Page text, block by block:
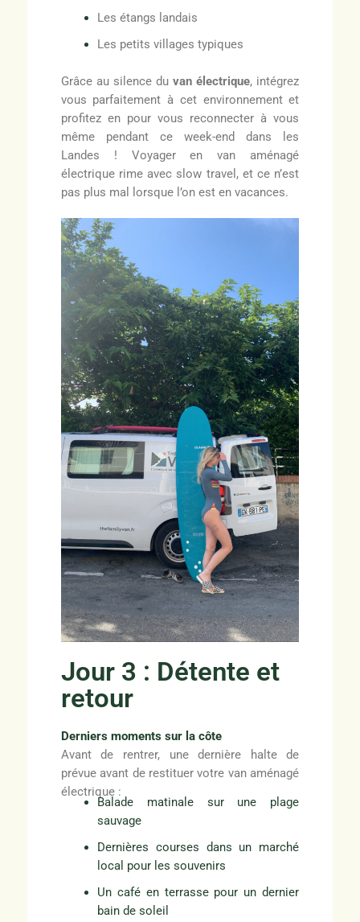
Les étangs landais
Les petits villages typiques
Grâce au silence duvan électrique, intégrez
vous parfaitement à cet environnement et
profitez en pour vous reconnecter à vous
même pendant ce week-end dans les
Landes ! Voyager en van aménagé
électrique rime avec slow travel, et ce n’est
pas plus mal lorsque l’on est en vacances.
Jour 3 : Détente et
retour
Derniers moments sur la côte
Avant de rentrer, une dernière halte de
prévue avant de restituer votre van aménagé
électrique :
Balade matinale sur une plage
sauvage
Dernières courses dans un marché
local pour les souvenirs
Un café en terrasse pour un dernier
bain de soleil